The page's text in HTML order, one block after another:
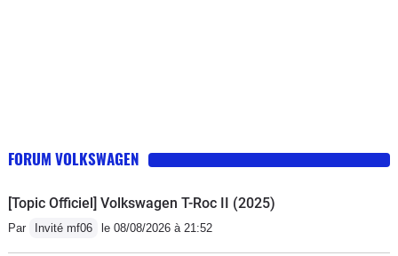
FORUM VOLKSWAGEN
[Topic Officiel] Volkswagen T-Roc II (2025)
Par Invité mf06 le 08/08/2026 à 21:52